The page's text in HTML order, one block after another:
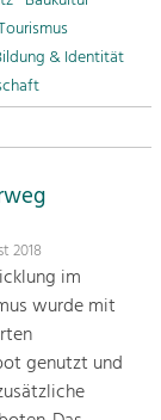
& Identität
2018
im
wurde mit
genutzt und